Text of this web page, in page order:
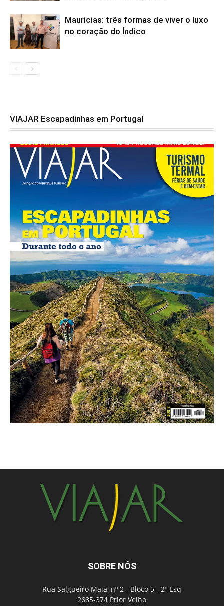
Maurícias: três formas de viver o luxo
no coração do Índico
VIAJAR Escapadinhas em Portugal
SOBRE NÓS
Rua Salgueiro Maia, nº 2 - Bloco 5 - 2º Esq
2685-374 Prior Velho